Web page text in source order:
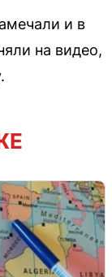
и в
на видео,